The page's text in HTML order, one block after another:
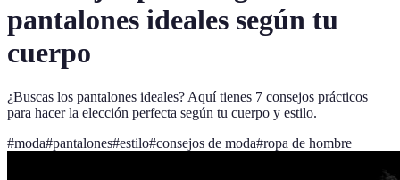
pantalones ideales según tu
cuerpo
¿Buscas los pantalones ideales? Aquí tienes 7 consejos prácticos
para hacer la elección perfecta según tu cuerpo y estilo.
#moda#pantalones#estilo#consejos de moda#ropa de hombre